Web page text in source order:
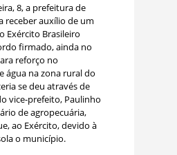
8, a prefeitura de
receber auxílio de um
Exército Brasileiro
firmado, ainda no
reforço no
água na zona rural do
se deu através de
vice-prefeito, Paulinho
de agropecuária,
ao Exército, devido à
o município.